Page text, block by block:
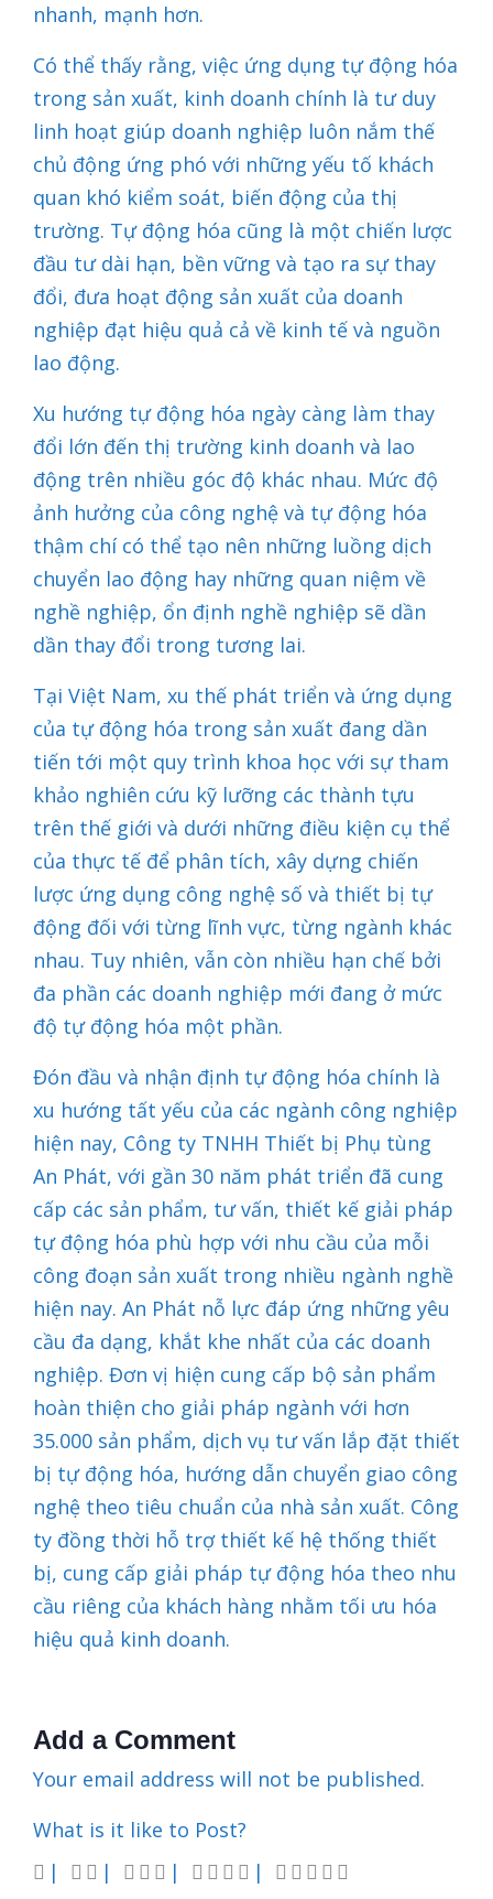
nhanh, mạnh hơn.
Có thể thấy rằng, việc ứng dụng tự động hóa
trong sản xuất, kinh doanh chính là tư duy
linh hoạt giúp doanh nghiệp luôn nắm thế
chủ động ứng phó với những yếu tố khách
quan khó kiểm soát, biến động của thị
trường. Tự động hóa cũng là một chiến lược
đầu tư dài hạn, bền vững và tạo ra sự thay
đổi, đưa hoạt động sản xuất của doanh
nghiệp đạt hiệu quả cả về kinh tế và nguồn
lao động.
Xu hướng tự động hóa ngày càng làm thay
đổi lớn đến thị trường kinh doanh và lao
động trên nhiều góc độ khác nhau. Mức độ
ảnh hưởng của công nghệ và tự động hóa
thậm chí có thể tạo nên những luồng dịch
chuyển lao động hay những quan niệm về
nghề nghiệp, ổn định nghề nghiệp sẽ dần
dần thay đổi trong tương lai.
Tại Việt Nam, xu thế phát triển và ứng dụng
của tự động hóa trong sản xuất đang dần
tiến tới một quy trình khoa học với sự tham
khảo nghiên cứu kỹ lưỡng các thành tựu
trên thế giới và dưới những điều kiện cụ thể
của thực tế để phân tích, xây dựng chiến
lược ứng dụng công nghệ số và thiết bị tự
động đối với từng lĩnh vực, từng ngành khác
nhau. Tuy nhiên, vẫn còn nhiều hạn chế bởi
đa phần các doanh nghiệp mới đang ở mức
độ tự động hóa một phần.
Đón đầu và nhận định tự động hóa chính là
xu hướng tất yếu của các ngành công nghiệp
hiện nay, Công ty TNHH Thiết bị Phụ tùng
An Phát, với gần 30 năm phát triển đã cung
cấp các sản phẩm, tư vấn, thiết kế giải pháp
tự động hóa phù hợp với nhu cầu của mỗi
công đoạn sản xuất trong nhiều ngành nghề
hiện nay. An Phát nỗ lực đáp ứng những yêu
cầu đa dạng, khắt khe nhất của các doanh
nghiệp. Đơn vị hiện cung cấp bộ sản phẩm
hoàn thiện cho giải pháp ngành với hơn
35.000 sản phẩm, dịch vụ tư vấn lắp đặt thiết
bị tự động hóa, hướng dẫn chuyển giao công
nghệ theo tiêu chuẩn của nhà sản xuất. Công
ty đồng thời hỗ trợ thiết kế hệ thống thiết
bị, cung cấp giải pháp tự động hóa theo nhu
cầu riêng của khách hàng nhằm tối ưu hóa
hiệu quả kinh doanh.
Add a Comment
Your email address will not be published.
What is it like to Post?